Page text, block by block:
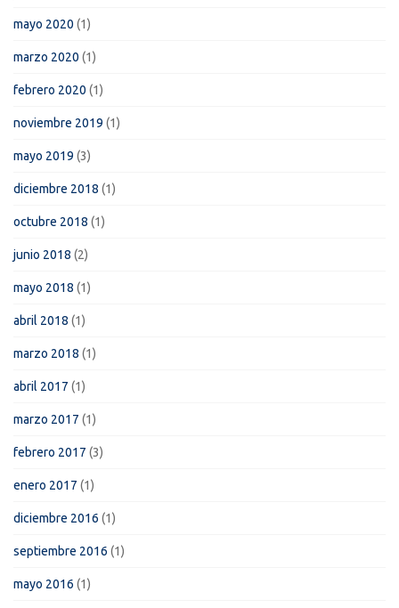
mayo 2020 (1)
marzo 2020 (1)
febrero 2020 (1)
noviembre 2019 (1)
mayo 2019 (3)
diciembre 2018 (1)
octubre 2018 (1)
junio 2018 (2)
mayo 2018 (1)
abril 2018 (1)
marzo 2018 (1)
abril 2017 (1)
marzo 2017 (1)
febrero 2017 (3)
enero 2017 (1)
diciembre 2016 (1)
septiembre 2016 (1)
mayo 2016 (1)